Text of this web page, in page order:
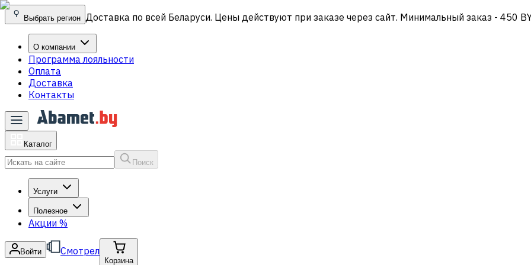
Выбрать регион Доставка по всей Беларуси. Цены действуют при заказе через сайт. Минимальный заказ - 450
О компании
Программа лояльности
Оплата
Доставка
Контакты
Каталог
Поиск
Услуги
Полезное
Акции %
Войти Смотрел
Корзина